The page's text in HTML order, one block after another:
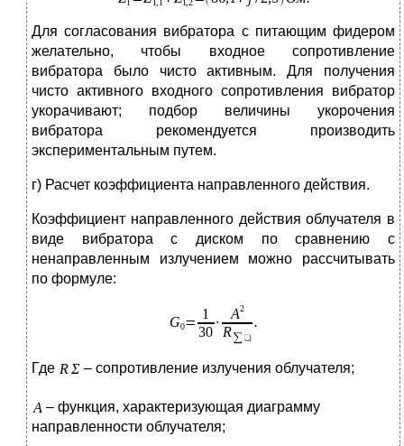
Для согласования вибратора с питающим фидером
желательно, чтобы входное сопротивление
вибратора было чисто активным. Для получения
чисто активного входного сопротивления вибратор
укорачивают; подбор величины укорочения
вибратора рекомендуется производить
экспериментальным путем.
г) Расчет коэффициента направленного действия.
Коэффициент направленного действия облучателя в
виде вибратора с диском по сравнению с
ненаправленным излучением можно рассчитывать
по формуле:
Где – сопротивление излучения облучателя;
– функция, характеризующая диаграмму
направленности облучателя;